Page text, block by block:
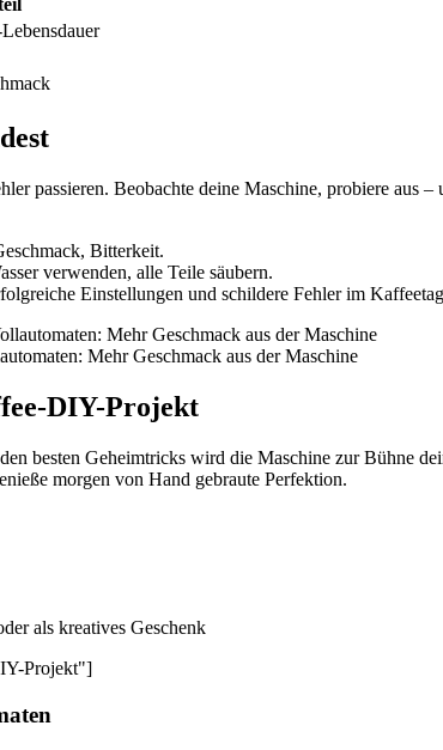
passieren. Beobachte deine Maschine, probiere aus
Bitterkeit.
verwenden, alle Teile säubern.
Einstellungen und schildere Fehler im
Mehr Geschmack aus der Maschine
DIY-Projekt
besten Geheimtricks wird die Maschine zur Bühne
morgen von Hand gebraute Perfektion.
als kreatives Geschenk
Projekt"]